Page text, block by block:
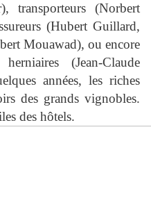
transporteurs (Norbert
(Hubert Guillard,
Mouawad), ou encore
(Jean-Claude
années, les riches
des grands vignobles.
des hôtels.